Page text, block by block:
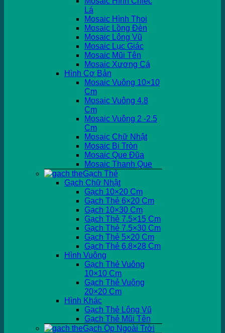
Lá
Mosaic Hình Thoi
Mosaic Lồng Đèn
Mosaic Lông Vũ
Mosaic Lục Giác
Mosaic Mũi Tên
Mosaic Xương Cá
Hình Cơ Bản
Mosaic Vuông 10×10
Cm
Mosaic Vuông 4.8
Cm
Mosaic Vuông 2 -2.5
Cm
Mosaic Chữ Nhật
Mosaic Bi Tròn
Mosaic Que Đũa
Mosaic Thanh Que
Gạch Thẻ
Gạch Chữ Nhật
Gạch 10×20 Cm
Gạch Thẻ 6×20 Cm
Gạch 10×30 Cm
Gạch Thẻ 7.5×15 Cm
Gạch Thẻ 7.5×30 Cm
Gạch Thẻ 5×20 Cm
Gạch Thẻ 6.8×28 Cm
Hình Vuông
Gạch Thẻ Vuông
10×10 Cm
Gạch Thẻ Vuông
20×20 Cm
Hình Khác
Gạch Thẻ Lông Vũ
Gạch Thẻ Mũi Tên
Gạch Ốp Ngoài Trời